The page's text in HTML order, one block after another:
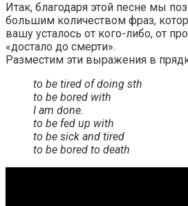
Итак, благодаря этой песне мы
большим количеством фраз,
вашу усталось от кого-либо, от
«достало до смерти».
Разместим эти выражения в
to be tired of doing sth
to be bored with
I am done.
to be fed up with
to be sick and tired
to be bored to death